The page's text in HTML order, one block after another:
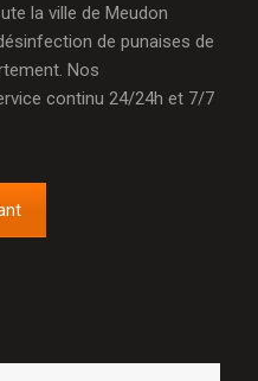
la ville de Meudon
de punaises de
Nos
continu 24/24h et 7/7